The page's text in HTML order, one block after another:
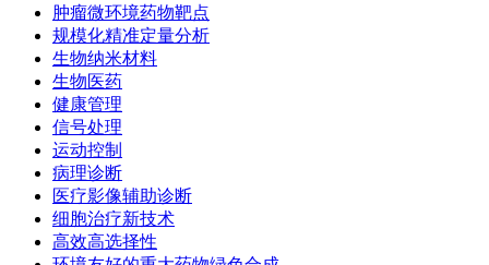
肿瘤微环境药物靶点
规模化精准定量分析
生物纳米材料
生物医药
健康管理
信号处理
运动控制
病理诊断
医疗影像辅助诊断
细胞治疗新技术
高效高选择性